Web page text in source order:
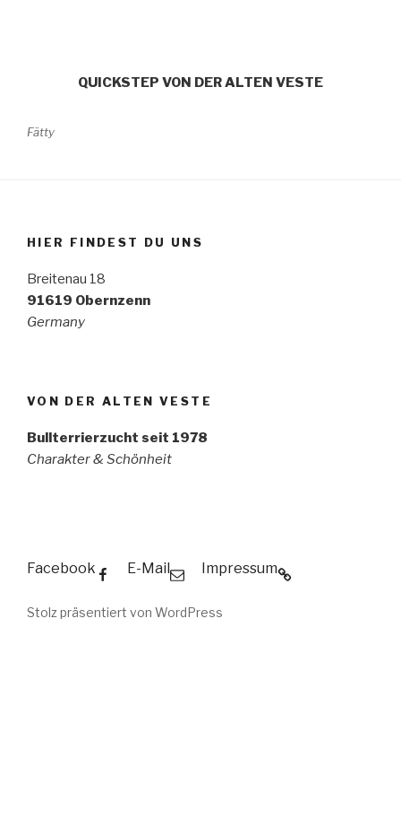
QUICKSTEP VON DER ALTEN VESTE
Fätty
HIER FINDEST DU UNS
Breitenau 18
91619 Obernzenn
Germany
VON DER ALTEN VESTE
Bullterrierzucht seit 1978
Charakter & Schönheit
Facebook E-Mail Impressum
Stolz präsentiert von WordPress